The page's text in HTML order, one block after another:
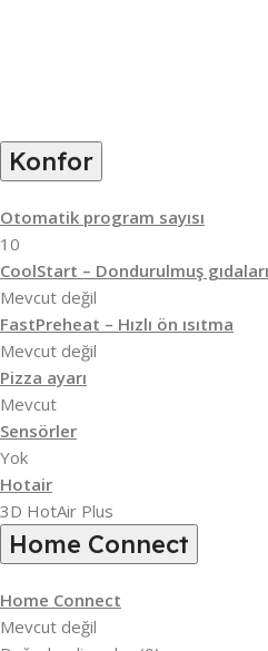
Konfor
Otomatik program sayısı
10
CoolStart – Dondurulmuş gıdaları
Mevcut değil
FastPreheat – Hızlı ön ısıtma
Mevcut değil
Pizza ayarı
Mevcut
Sensörler
Yok
Hotair
3D HotAir Plus
Home Connect
Home Connect
Mevcut değil